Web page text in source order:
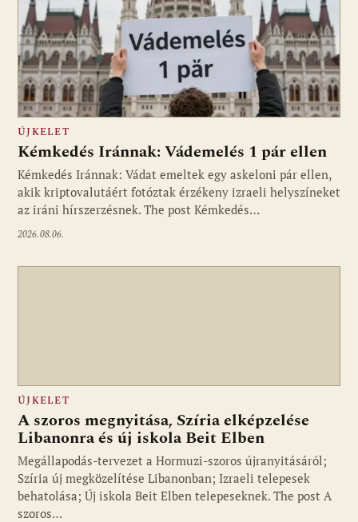
ÚJKELET
Kémkedés Iránnak: Vádemelés 1 pár ellen
Kémkedés Iránnak: Vádat emeltek egy askeloni pár ellen,
akik kriptovalutáért fotóztak érzékeny izraeli helyszíneket
az iráni hírszerzésnek. The post Kémkedés…
2026.08.06.
ÚJKELET
A szoros megnyitása, Szíria elképzelése
Libanonra és új iskola Beit Elben
Megállapodás-tervezet a Hormuzi-szoros újranyitásáról;
Szíria új megközelítése Libanonban; Izraeli telepesek
behatolása; Új iskola Beit Elben telepeseknek. The post A
szoros…